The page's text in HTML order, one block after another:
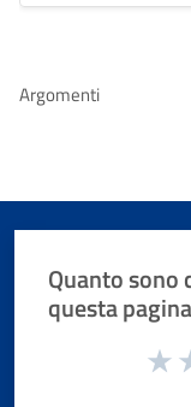
Argomenti
Quanto sono
questa
Valuta da 1 a 5